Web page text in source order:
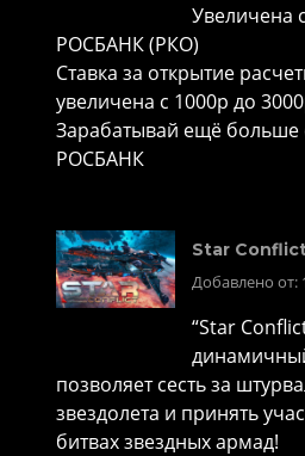
Увеличена
РОСБАНК (РКО)
Ставка за открытие
увеличена с 1000р до
Зарабатывай ещё больше
РОСБАНК
Star
Добавлено от:
“Star
позволяет сесть за
звездолета и принять
битвах звездных армад!